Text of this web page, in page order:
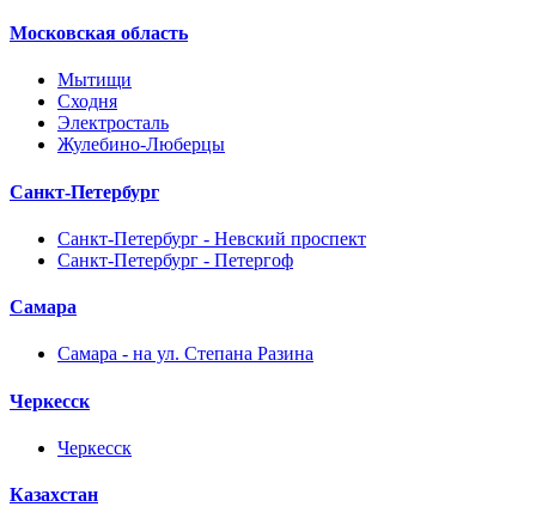
Московская область
Мытищи
Сходня
Электросталь
Жулебино-Люберцы
Санкт-Петербург
Санкт-Петербург - Невский проспект
Санкт-Петербург - Петергоф
Самара
Самара - на ул. Степана Разина
Черкесск
Черкесск
Казахстан